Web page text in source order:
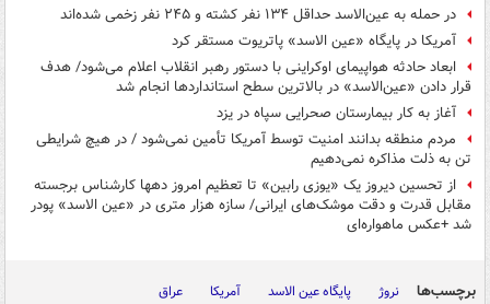
در حمله به عین‌الاسد حداقل ۱۳۴ نفر کشته و ۲۴۵ نفر زخمی شده‌اند
آمریکا در پایگاه «عین الاسد» پاتریوت مستقر کرد
ابعاد حادثه هواپیمای اوکراینی با دستور رهبر انقلاب اعلام می‌شود/ هدف
قرار دادن «عین‌الاسد» در بالاترین سطح استانداردها انجام شد
آغاز به کار بیمارستان صحرایی سپاه در یزد
مردم منطقه ‌بدانند ‌امنیت توسط آمریکا تأمین نمی‌شود / در هیچ شرایطی
تن به ذلت مذاکره نمی‌دهیم
از تحسین دیروز یک «یوزی رابین» تا تعظیم امروز دهها کارشناس برجسته
مقابل قدرت و دقت موشک‌های ایرانی/ سازه هزار متری در «عین الاسد» پودر
شد +عکس ماهواره‌ای
برچسب‌ها نروژ پایگاه عین الاسد آمریکا عراق